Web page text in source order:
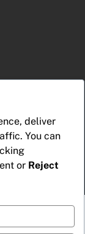
deliver
You can
or Reject